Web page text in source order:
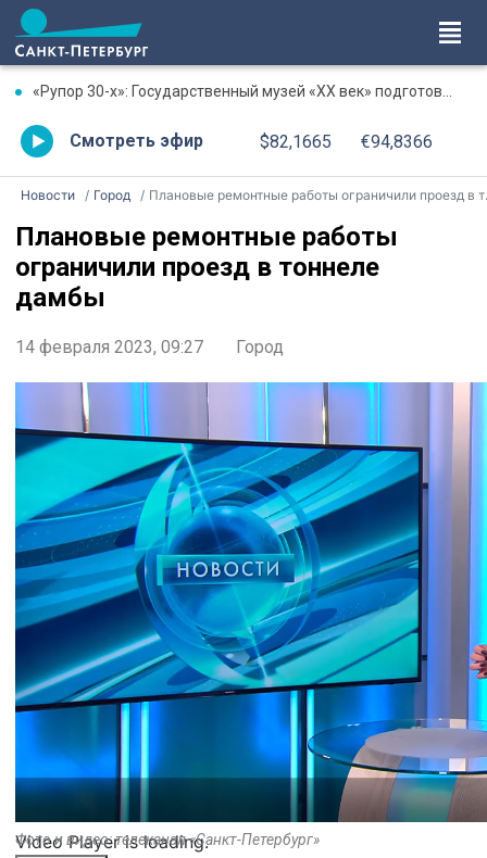
«Рупор 30-х»: Государственный музей «XX век» подготовил программу памяти писателя Михаила Зощенко
Смотреть эфир $82,1665 €94,8366
Новости Город Плановые ремонтные работы ограничили проезд в тоннеле дамбы
Плановые ремонтные работы
ограничили проезд в тоннеле
дамбы
14 февраля 2023, 09:27 Город
Video Player is loading.
Фото и видео: телеканал «Санкт-Петербург»